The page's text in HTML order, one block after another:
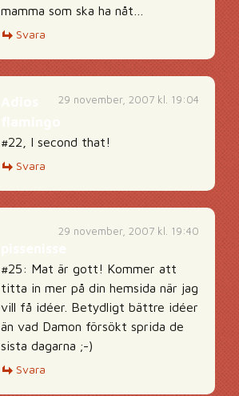
mamma som ska ha nåt…
Svara
29 november, 2007 kl. 19:04
#22, I second that!
Svara
29 november, 2007 kl. 19:40
#25: Mat är gott! Kommer att
titta in mer på din hemsida när jag
vill få idéer. Betydligt bättre idéer
än vad Damon försökt sprida de
sista dagarna ;-)
Svara